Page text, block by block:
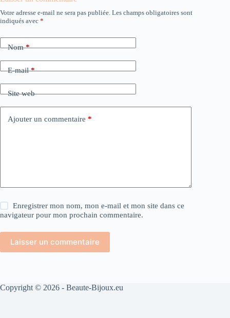
Votre adresse e-mail ne sera pas publiée. Les champs obligatoires sont
indiqués avec *
Nom*
E-mail*
Site web
Ajouter un commentaire *
Enregistrer mon nom, mon e-mail et mon site dans ce
navigateur pour mon prochain commentaire.
Laisser un commentaire
Copyright © 2026 - Beaute-Bijoux.eu